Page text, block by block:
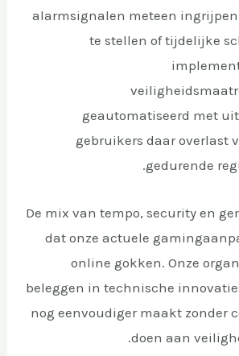
alarmsignalen meteen ingrijpen
te stellen of tijdelijke
geautomatiseerd met
gebruikers daar overlast
gedurende
De mix van tempo, security en
dat onze actuele
online gokken. Onze
beleggen in technische
nog eenvoudiger maakt zonder
doen aan